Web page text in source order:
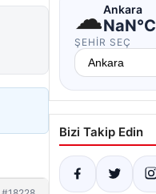
☁Ankara
NaN°C
ŞEHIR SEÇ
Bizi Takip Edin